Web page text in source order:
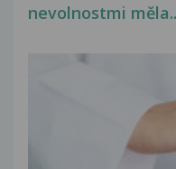
nevolnostmi